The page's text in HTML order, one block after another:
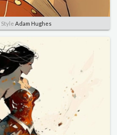
Style Adam Hughes